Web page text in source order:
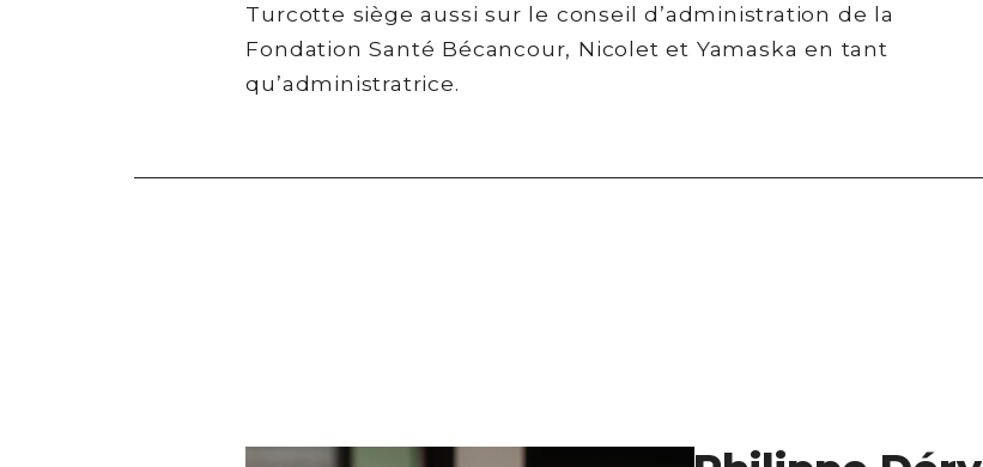
Turcotte siège aussi sur le conseil d’administration de la
Fondation Santé Bécancour, Nicolet et Yamaska en tant
qu’administratrice.